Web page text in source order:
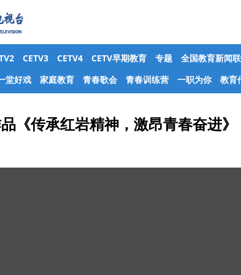
CETV3 CETV4 CETV早期教育 专题 全国教育新闻
堂好戏 家庭教育 青春歌会 青春训练营 一职为你 教育
《传承红岩精神，激昂青春奋进》